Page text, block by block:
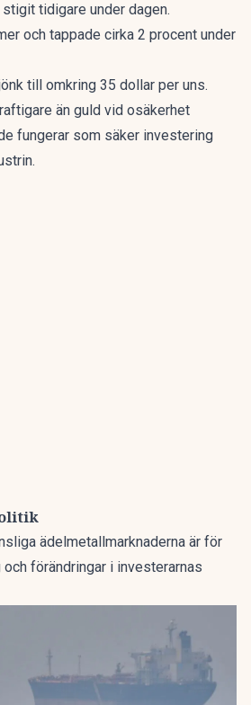
tidigare under dagen.
och tappade cirka 2 procent under
till omkring 35 dollar per uns.
än guld vid osäkerhet
fungerar som säker investering
ädelmetallmarknaderna är för
förändringar i investerarnas